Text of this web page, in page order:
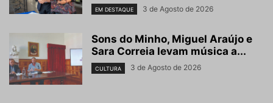
EM DESTAQUE 3 de Agosto de 2026
Sons do Minho, Miguel Araújo e
Sara Correia levam música a...
CULTURA 3 de Agosto de 2026